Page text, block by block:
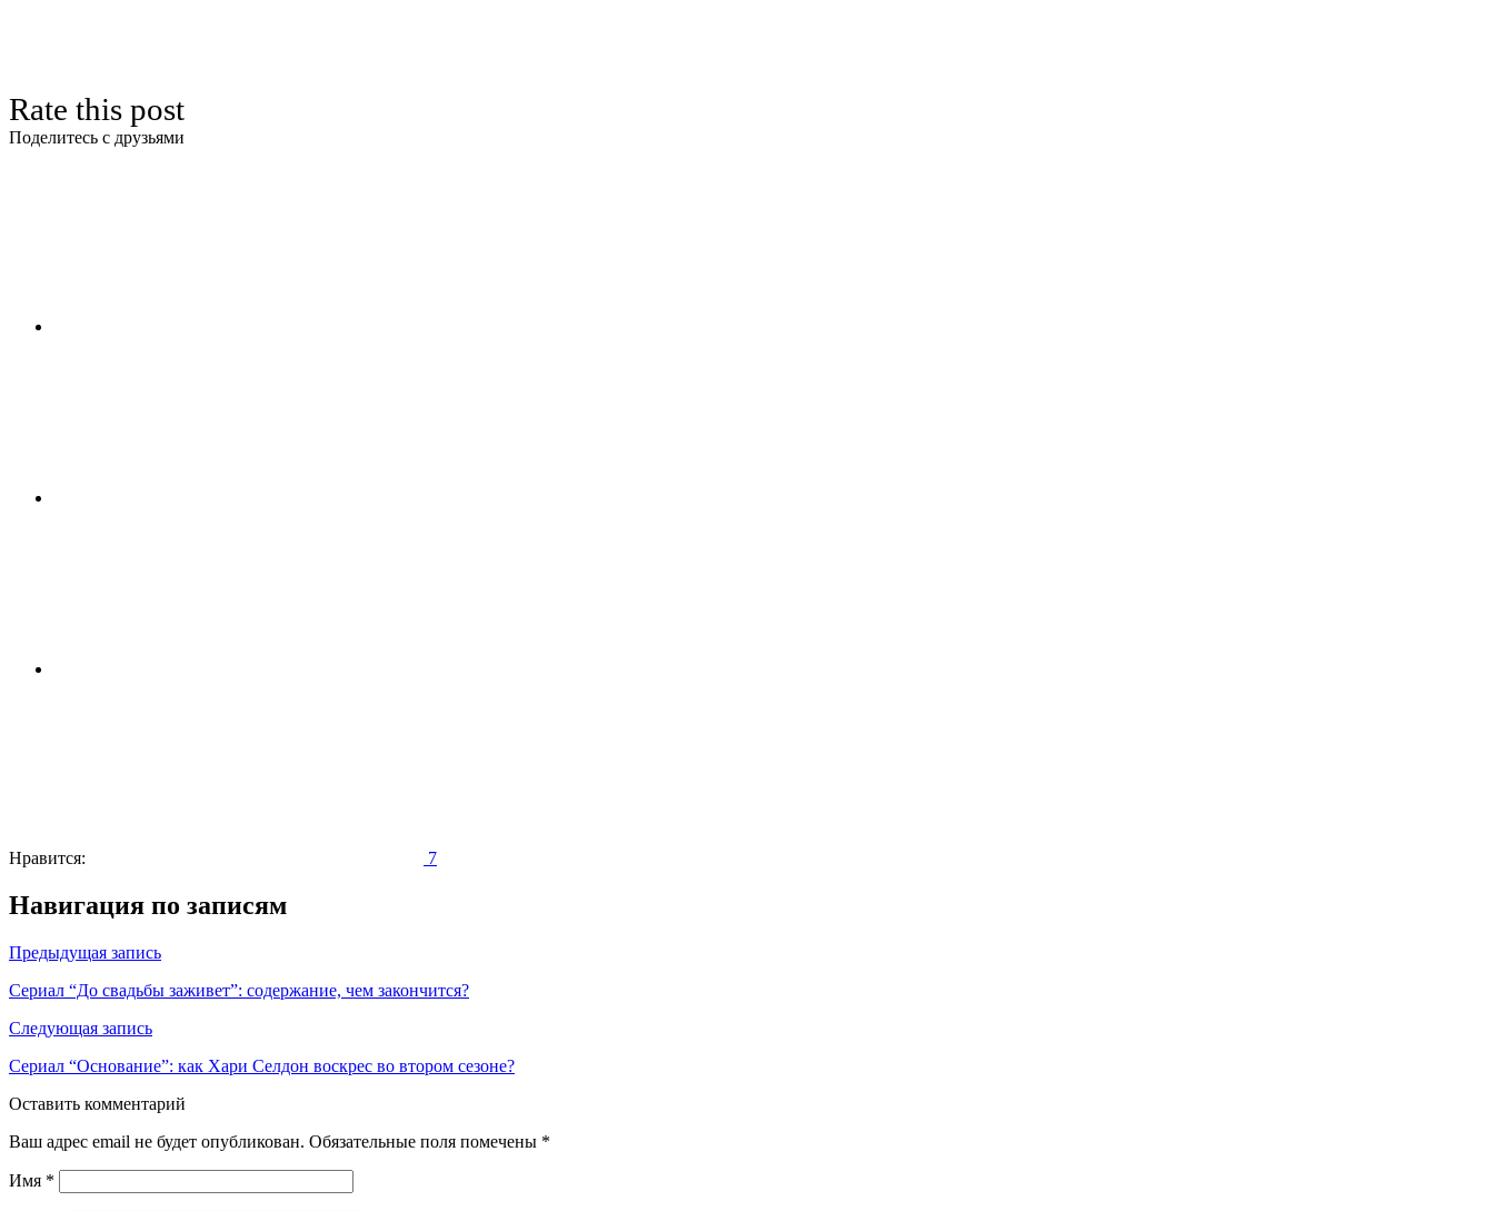
Rate this post
Поделитесь с друзьями
Нравится: 7
Навигация по записям
Предыдущая запись
Сериал “До свадьбы заживет”: содержание, чем закончится?
Следующая запись
Сериал “Основание”: как Хари Селдон воскрес во втором сезоне?
Оставить комментарий
Ваш адрес email не будет опубликован. Обязательные поля помечены *
Имя *